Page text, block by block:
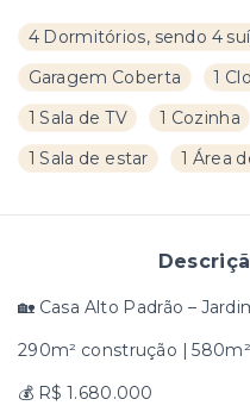
4 Dormitórios, sendo 4
Garagem Coberta
1
1 Sala de TV
1 Cozinha
1 Sala de estar
1 Área
🏡 Casa Alto Padrão –
290m² construção |
💰 R$ 1.680.000